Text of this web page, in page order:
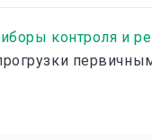
контроля и